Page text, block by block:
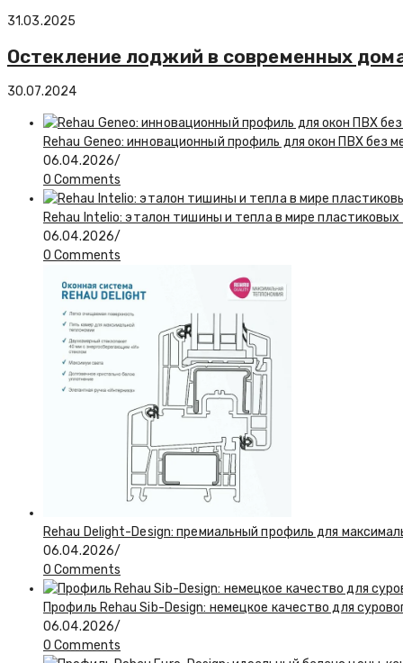
31.03.2025
Остекление лоджий в современных
30.07.2024
Rehau Geneo: инновационный профиль для окон ПВХ без
06.04.2026/
0 Comments
Rehau Intelio: эталон тишины и тепла в мире пластиковых
06.04.2026/
0 Comments
Rehau Delight-Design: премиальный профиль для
06.04.2026/
0 Comments
Профиль Rehau Sib-Design: немецкое качество для
06.04.2026/
0 Comments